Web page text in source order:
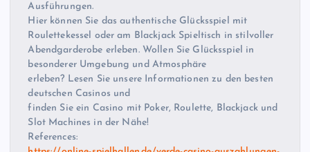
Ausführungen.
Hier können Sie das authentische Glücksspiel mit
Roulettekessel oder am Blackjack Spieltisch in stilvoller
Abendgarderobe erleben. Wollen Sie Glücksspiel in
besonderer Umgebung und Atmosphäre
erleben? Lesen Sie unsere Informationen zu den besten
deutschen Casinos und
finden Sie ein Casino mit Poker, Roulette, Blackjack und
Slot Machines in der Nähe!
References: